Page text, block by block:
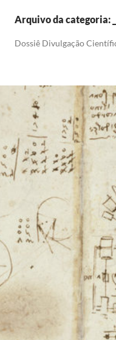
Arquivo da categoria:
Dossiê Divulgação